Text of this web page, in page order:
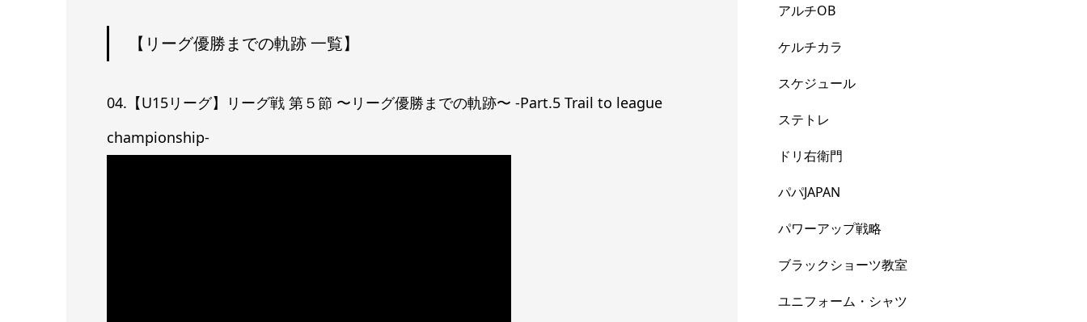
【リーグ優勝までの軌跡 一覧】
04.【U15リーグ】リーグ戦 第５節 〜リーグ優勝までの軌跡〜 -Part.5 Trail to league
championship-
アルチOB
ケルチカラ
スケジュール
ステトレ
ドリ右衛門
パパJAPAN
パワーアップ戦略
ブラックショーツ教室
ユニフォーム・シャツ